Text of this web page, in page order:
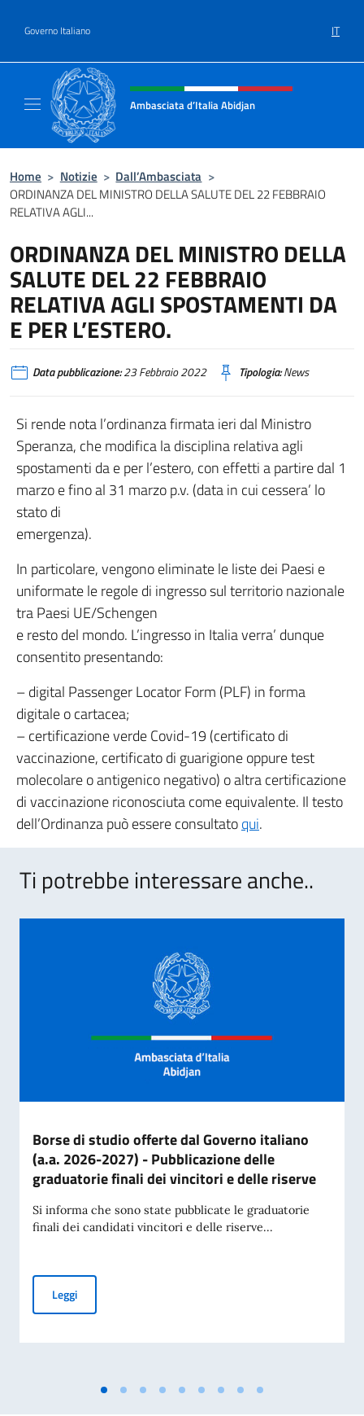
Governo Italiano IT
Intestazione sito, social e menù
Ambasciata d’Italia Abidjan
Home > Notizie > Dall’Ambasciata >
ORDINANZA DEL MINISTRO DELLA SALUTE DEL 22 FEBBRAIO
RELATIVA AGLI...
ORDINANZA DEL MINISTRO DELLA
SALUTE DEL 22 FEBBRAIO
RELATIVA AGLI SPOSTAMENTI DA
E PER L’ESTERO.
Data pubblicazione:23 Febbraio 2022 Tipologia:News
Si rende nota l’ordinanza firmata ieri dal Ministro
Speranza, che modifica la disciplina relativa agli
spostamenti da e per l’estero, con effetti a partire dal 1
marzo e fino al 31 marzo p.v. (data in cui cessera’ lo
stato di
emergenza).
In particolare, vengono eliminate le liste dei Paesi e
uniformate le regole di ingresso sul territorio nazionale
tra Paesi UE/Schengen
e resto del mondo. L’ingresso in Italia verra’ dunque
consentito presentando:
– digital Passenger Locator Form (PLF) in forma
digitale o cartacea;
– certificazione verde Covid-19 (certificato di
vaccinazione, certificato di guarigione oppure test
molecolare o antigenico negativo) o altra certificazione
di vaccinazione riconosciuta come equivalente. Il testo
dell’Ordinanza può essere consultatoqui.
Ti potrebbe interessare anche..
Borse di studio offerte dal Governo italiano
(a.a. 2026-2027) - Pubblicazione delle
graduatorie finali dei vincitori e delle riserve
Si informa che sono state pubblicate le graduatorie
finali dei candidati vincitori e delle riserve...
LeggiBorse di studio offerte dal Governo italiano (a.a. 2026-